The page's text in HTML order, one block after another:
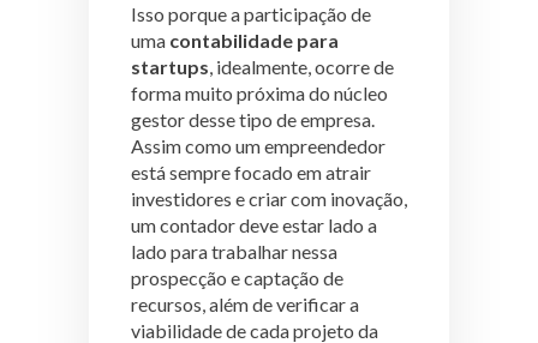
Isso porque a participação de
uma contabilidade para
startups , idealmente, ocorre de
forma muito próxima do núcleo
gestor desse tipo de empresa.
Assim como um empreendedor
está sempre focado em atrair
investidores e criar com inovação,
um contador deve estar lado a
lado para trabalhar nessa
prospecção e captação de
recursos, além de verificar a
viabilidade de cada projeto da